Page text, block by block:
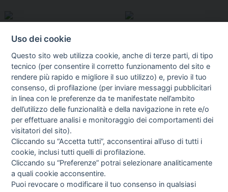
I libri Vedi tutti
Uso dei cookie
Questo sito web utilizza cookie, anche di terze parti, di tipo
tecnico (per consentire il corretto funzionamento del sito e
rendere più rapido e migliore il suo utilizzo) e, previo il tuo
consenso, di profilazione (per inviare messaggi pubblicitari
in linea con le preferenze da te manifestate nell’ambito
dell’utilizzo delle funzionalità e della navigazione in rete e/o
per effettuare analisi e monitoraggio dei comportamenti dei
visitatori del sito).
Cliccando su “Accetta tutti”, acconsentirai all’uso di tutti i
cookie, inclusi tutti quelli di profilazione.
Cliccando su “Preferenze” potrai selezionare analiticamente
a quali cookie acconsentire.
Puoi revocare o modificare il tuo consenso in qualsiasi